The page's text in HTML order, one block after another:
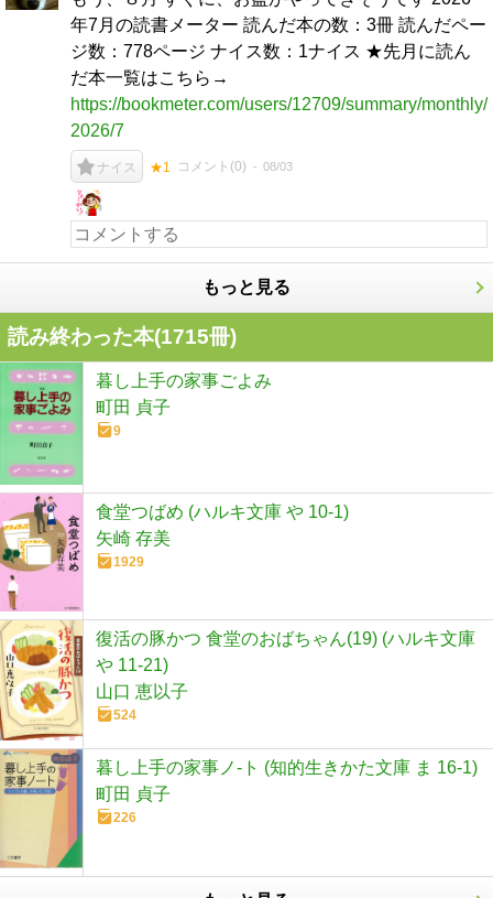
年7月の読書メーター 読んだ本の数：3冊 読んだペー
ジ数：778ページ ナイス数：1ナイス ★先月に読ん
だ本一覧はこちら→
https://bookmeter.com/users/12709/summary/monthly/
2026/7
ナイス ★1 コメント(0) 08/03
もっと見る
読み終わった本(1715冊)
暮し上手の家事ごよみ
町田 貞子
9
食堂つばめ (ハルキ文庫 や 10-1)
矢崎 存美
1929
復活の豚かつ 食堂のおばちゃん(19) (ハルキ文庫
や 11-21)
山口 恵以子
524
暮し上手の家事ノ-ト (知的生きかた文庫 ま 16-1)
町田 貞子
226